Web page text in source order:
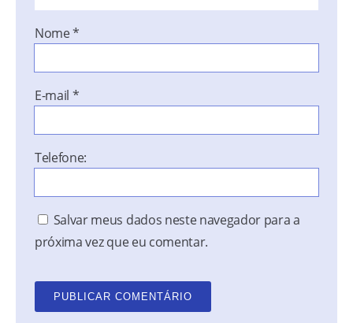
Nome*
E-mail *
Telefone:
Salvar meus dados neste navegador para a
próxima vez que eu comentar.